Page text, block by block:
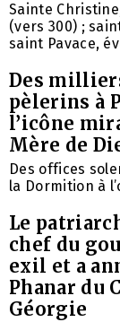
Sainte
(vers 300) ;
saint Pavace,
Des
pèlerins à
l’icône
Mère de
Des offices
la Dormition à
Le
chef du
exil et a
Phanar du
Géorgie